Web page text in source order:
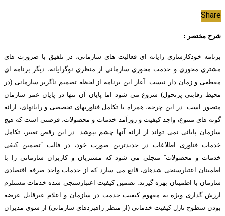
Share
شرح مختصر :
برنامه خودکارسازی رایانه ای فعالیت های سازمانی، در تلفیق با ضرورت های
مشتری محوری و خدمت محوری سازمانی از منظری نوگرایانه، دیگر برنامه ای
مقطعی و زمان دار نیست. آغاز این برنامه از لحظه تصمیم ناگزیر سازمانی (در
محیط رقابتی پرتحول) شروع می شود اما پایان آن تنها در پایان عمر سازمان
متصور است. در این چرخه، همراه با تکامل فناوریهای تخصصی و رایانه‏ای، ارائه
گونه های متنوع، واجد کیفیت و روزآمد خدمات و محصولات، فرصتی است که هیچ
سازمان پایائی نمی تواند از ارائه آنها چشم بپوشد. در این رقص تغییر، تکامل
خدمات فناوری اطلاعات در جدیدترین صورت خود، در قالب “تضمین کیفی
خدمات و محصولات” متجلی می شود که مشتریان و کاربران سازمانی را با
اطمینان اعتبارسنجی شده‏ای، قانع می سازد که از خدمات واجد صرفه اقتصادی
سازمان با اطمینان بهره گیرند. تضمین کیفیت اعتبارسنجی شده خدمات مستلزم
ارزش گذاری ویژه به مفهوم کیفیت خدمت در سازمان و اعلام غیرقابل عرضه
بودن سطوح نازل کیفیت خدماتی (از منظر راهبردهای سازمانی) از سوی مدیران